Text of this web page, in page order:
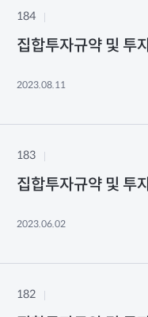
184
집합투자규약 및 투
2023.08.11
183
집합투자규약 및 투
2023.06.02
182